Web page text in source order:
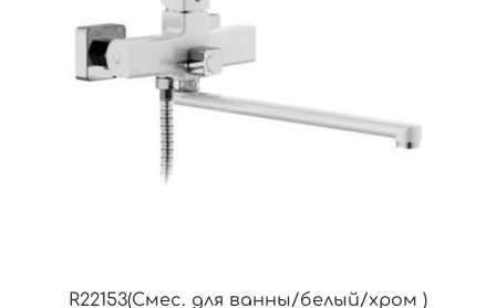
R22153(Смес. для ванны/белый/хром )